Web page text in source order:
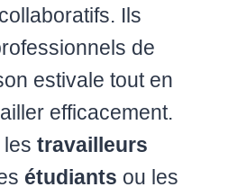
Ils
de
estivale tout en
efficacement.
travailleurs
étudiants ou les